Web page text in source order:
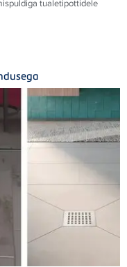
tualetipottidele